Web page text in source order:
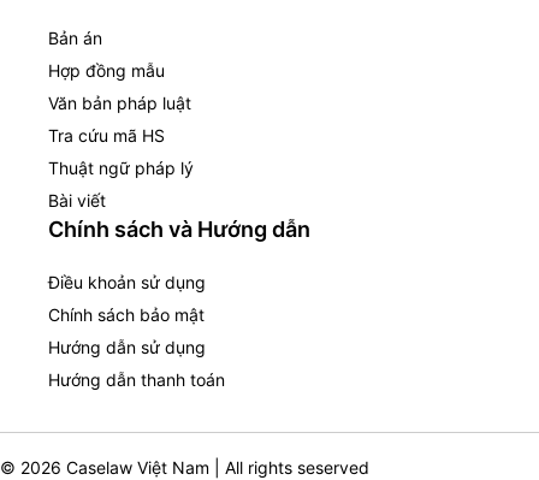
Bản án
Hợp đồng mẫu
Văn bản pháp luật
Tra cứu mã HS
Thuật ngữ pháp lý
Bài viết
Chính sách và Hướng dẫn
Điều khoản sử dụng
Chính sách bảo mật
Hướng dẫn sử dụng
Hướng dẫn thanh toán
© 2026 Caselaw Việt Nam | All rights seserved